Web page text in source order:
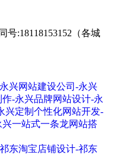
号:18118153152（各城
兴网站建设公司-永兴
-永兴品牌网站设计-永
兴定制个性化网站开发-
一站式一条龙网站搭
东淘宝店铺设计-祁东